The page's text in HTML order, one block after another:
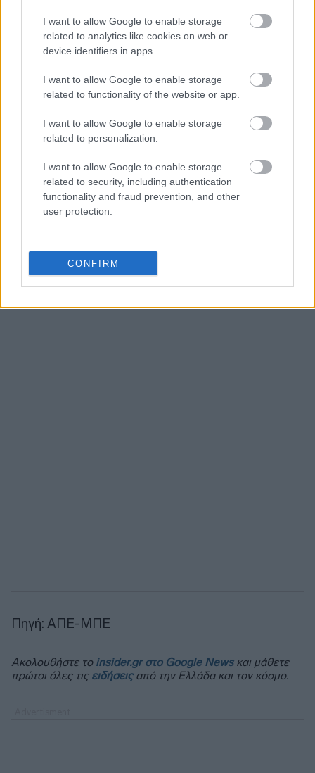
I want to allow Google to enable storage
related to analytics like cookies on web or
device identifiers in apps.
I want to allow Google to enable storage
related to functionality of the website or app.
I want to allow Google to enable storage
related to personalization.
I want to allow Google to enable storage
related to security, including authentication
functionality and fraud prevention, and other
user protection.
CONFIRM
επίσης η κλασική Picker συλλεκτική που
διαθέτουν οι παραγωγοί μπορεί να ρυθμιστεί στα
πρακτικό για την Ελλάδα και κερδίζει έδαφος γιατί
έχει καλύτερη παραγωγή, καλύτερος
ανταγωνισμός με τα ζιζάνια και έχει μικρότερη
απώλεια σε νερό ίσως και σε λιπάσματα».
Πηγή: ΑΠΕ-ΜΠΕ
Ακολουθήστε το insider.gr στο Google Newsκαι μάθετε
πρώτοι όλες τις ειδήσειςαπό την Ελλάδα και τον κόσμο.